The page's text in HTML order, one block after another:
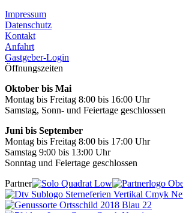
Impressum
Datenschutz
Kontakt
Anfahrt
Gastgeber-Login
Öffnungszeiten
Oktober bis Mai
Montag bis Freitag 8:00 bis 16:00 Uhr
Samstag, Sonn- und Feiertage geschlossen
Juni bis September
Montag bis Freitag 8:00 bis 17:00 Uhr
Samstag 9:00 bis 13:00 Uhr
Sonntag und Feiertage geschlossen
Partner